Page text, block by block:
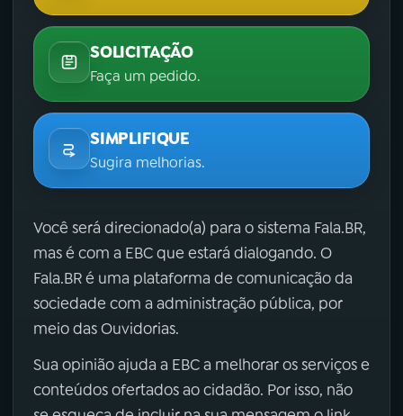
SOLICITAÇÃO
Faça um pedido.
SIMPLIFIQUE
Sugira melhorias.
Você será direcionado(a) para o sistema Fala.BR,
mas é com a EBC que estará dialogando. O
Fala.BR é uma plataforma de comunicação da
sociedade com a administração pública, por
meio das Ouvidorias.
Sua opinião ajuda a EBC a melhorar os serviços e
conteúdos ofertados ao cidadão. Por isso, não